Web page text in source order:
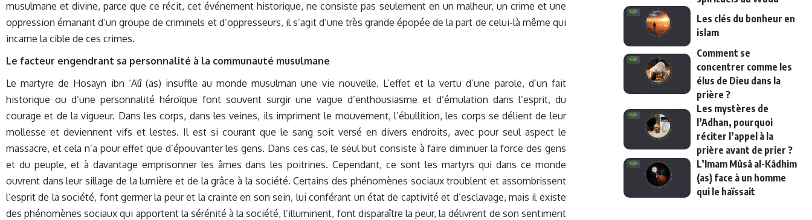
musulmane et divine, parce que ce récit, cet événement historique, ne consiste pas seulement en un malheur, un crime et une
oppression émanant d’un groupe de criminels et d’oppresseurs, il s’agit d’une très grande épopée de la part de celui-là même qui
incarne la cible de ces crimes.
Le facteur engendrant sa personnalité à la communauté musulmane
Le martyre de Hosayn ibn ‘Alî (as) insuffle au monde musulman une vie nouvelle. L’effet et la vertu d’une parole, d’un fait
historique ou d’une personnalité héroïque font souvent surgir une vague d’enthousiasme et d’émulation dans l’esprit, du
courage et de la vigueur. Dans les corps, dans les veines, ils impriment le mouvement, l’ébullition, les corps se délient de leur
mollesse et deviennent vifs et lestes. Il est si courant que le sang soit versé en divers endroits, avec pour seul aspect le
massacre, et cela n’a pour effet que d’épouvanter les gens. Dans ces cas, le seul but consiste à faire diminuer la force des gens
et du peuple, et à davantage emprisonner les âmes dans les poitrines. Cependant, ce sont les martyrs qui dans ce monde
ouvrent dans leur sillage de la lumière et de la grâce à la société. Certains des phénomènes sociaux troublent et assombrissent
l’esprit de la société, font germer la peur et la crainte en son sein, lui conférant un état de captivité et d’esclavage, mais il existe
des phénomènes sociaux qui apportent la sérénité à la société, l’illuminent, font disparaître la peur, la délivrent de son sentiment
Les clés du bonheur en
islam
Comment se
concentrer comme les
élus de Dieu dans la
prière ?
Les mystères de
l’Adhan, pourquoi
réciter l’appel à la
prière avant de prier ?
L’Imam Mûsâ al-Kâdhim
(as) face à un homme
qui le haïssait